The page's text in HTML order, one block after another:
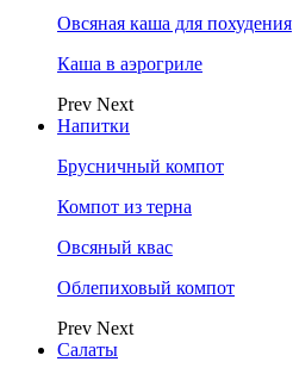
Овсяная каша для похудения
Каша в аэрогриле
Prev Next
Напитки
Брусничный компот
Компот из терна
Овсяный квас
Облепиховый компот
Prev Next
Салаты